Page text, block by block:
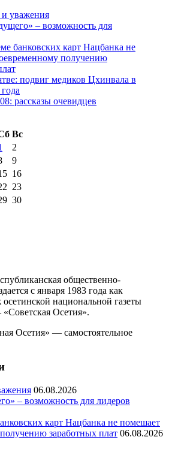
№97 30 июля 2015 г
2015 г
№98 5 июля 2014 г(10)
г
г(14)
№99 4 августа
8 июля 2014 г
(11)
(12)
уважения
– возможность для
банковских карт Нацбанка не
получению
подвиг медиков Цхинвала в
рассказы очевидцев
Вс
2
9
16
23
30
общественно-
с января 1983 года как
национальной газеты
Осетия».
Осетия» — самостоятельное
06.08.2026
– возможность для лидеров
карт Нацбанка не помешает
заработных плат 06.08.2026